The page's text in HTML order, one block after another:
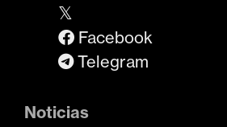
𝕏
Facebook
Telegram
Noticias